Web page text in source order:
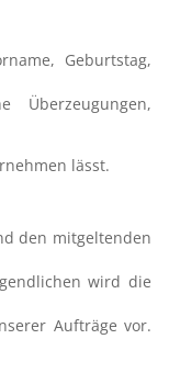
Geburtstag,
Überzeugungen,
lässt.
den mitgeltenden
wird die
Aufträge vor.